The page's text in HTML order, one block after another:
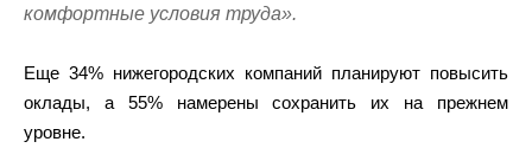
комфортные условия труда».
Еще 34% нижегородских компаний планируют повысить
оклады, а 55% намерены сохранить их на прежнем
уровне.